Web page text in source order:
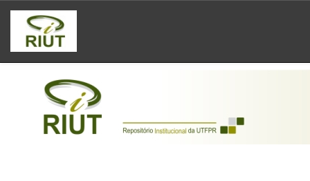
Skip
navigation